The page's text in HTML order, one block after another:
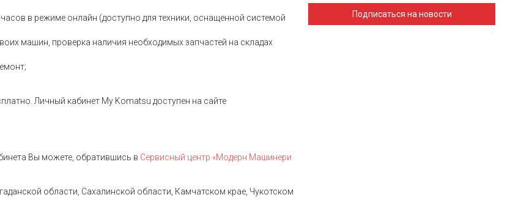
в режиме онлайн (доступно для техники, оснащенной системой
машин, проверка наличия необходимых запчастей на складах
Личный кабинет My Komatsu доступен на сайте
Вы можете, обратившись в Сервисный центр «Модерн Машинери
области, Сахалинской области, Камчатском крае, Чукотском
Подписаться на новости